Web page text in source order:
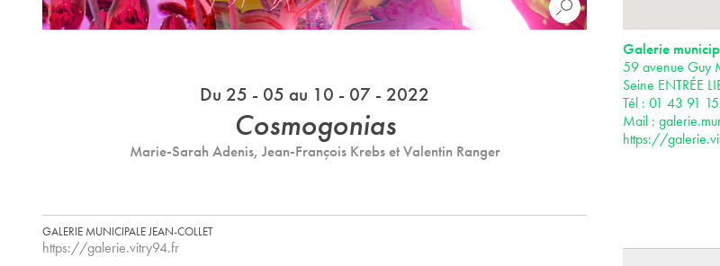
Du 25 - 05 au 10 - 07 - 2022
Cosmogonias
Marie-Sarah Adenis, Jean-François Krebs et Valentin Ranger
GALERIE MUNICIPALE JEAN-COLLET
https://galerie.vitry94.fr
Galerie
59 avenue Guy
Seine ENTRÉE
Tél : 01 43 91
Mail :
https://